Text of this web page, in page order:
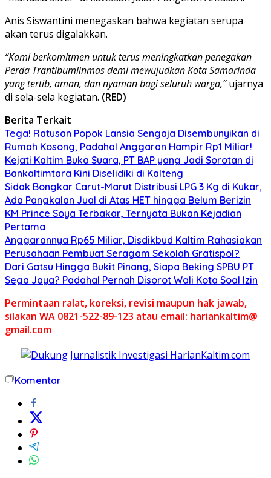
Anis Siswantini menegaskan bahwa kegiatan serupa
akan terus digalakkan.
“Kami berkomitmen untuk terus meningkatkan penegakan
Perda Trantibumlinmas demi mewujudkan Kota Samarinda
yang tertib, aman, dan nyaman bagi seluruh warga,”ujarnya
di sela-sela kegiatan. (RED)
Berita Terkait
Tega! Ratusan Popok Lansia Sengaja Disembunyikan di
Rumah Kosong, Padahal Anggaran Hampir Rp1 Miliar!
Kejati Kaltim Buka Suara, PT BAP yang Jadi Sorotan di
Bankaltimtara Kini Diselidiki di Kalteng
Sidak Bongkar Carut-Marut Distribusi LPG 3 Kg di Kukar,
Ada Pangkalan Jual di Atas HET hingga Belum Berizin
KM Prince Soya Terbakar, Ternyata Bukan Kejadian
Pertama
Anggarannya Rp65 Miliar, Disdikbud Kaltim Rahasiakan
Perusahaan Pembuat Seragam Sekolah Gratispol?
Dari Gatsu Hingga Bukit Pinang, Siapa Beking SPBU PT
Sega Jaya? Padahal Pernah Disorot Wali Kota Soal Izin
Permintaan ralat, koreksi, revisi maupun hak jawab,
silakan WA 0821-522-89-123 atau email: hariankaltim@
gmail.com
Komentar